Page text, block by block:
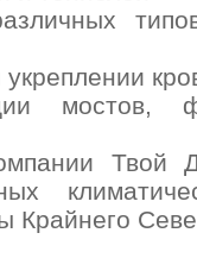
мостов,
Твой
Крайнего